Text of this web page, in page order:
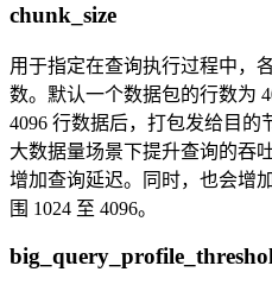
chunk_size
用于指定在查询执行过程中，
数。默认一个数据包的行数为
4096 行数据后，打包发给目
大数据量场景下提升查询的吞
增加查询延迟。同时，也会增
围 1024 至 4096。